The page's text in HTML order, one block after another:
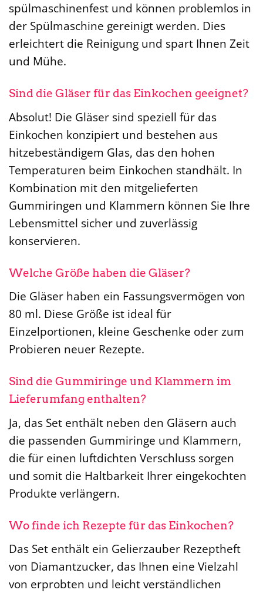
spülmaschinenfest und können problemlos in
der Spülmaschine gereinigt werden. Dies
erleichtert die Reinigung und spart Ihnen Zeit
und Mühe.
Sind die Gläser für das Einkochen geeignet?
Absolut! Die Gläser sind speziell für das
Einkochen konzipiert und bestehen aus
hitzebeständigem Glas, das den hohen
Temperaturen beim Einkochen standhält. In
Kombination mit den mitgelieferten
Gummiringen und Klammern können Sie Ihre
Lebensmittel sicher und zuverlässig
konservieren.
Welche Größe haben die Gläser?
Die Gläser haben ein Fassungsvermögen von
80 ml. Diese Größe ist ideal für
Einzelportionen, kleine Geschenke oder zum
Probieren neuer Rezepte.
Sind die Gummiringe und Klammern im
Lieferumfang enthalten?
Ja, das Set enthält neben den Gläsern auch
die passenden Gummiringe und Klammern,
die für einen luftdichten Verschluss sorgen
und somit die Haltbarkeit Ihrer eingekochten
Produkte verlängern.
Wo finde ich Rezepte für das Einkochen?
Das Set enthält ein Gelierzauber Rezeptheft
von Diamantzucker, das Ihnen eine Vielzahl
von erprobten und leicht verständlichen